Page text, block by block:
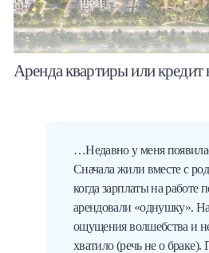
Аренда квартиры или кредит
…Недавно у меня
Сначала жили вместе с
когда зарплаты на работе
арендовали «однушку».
ощущения волшебства и
хватило (речь не о